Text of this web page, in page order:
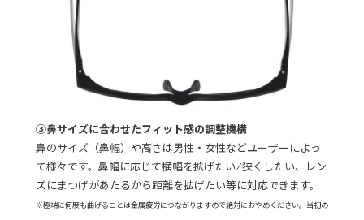
③鼻サイズに合わせたフィット感の調整機構
鼻のサイズ（鼻幅）や高さは男性・女性などユーザーによっ
て様々です。鼻幅に応じて横幅を拡げたい/狭くしたい、レン
ズにまつげがあたるから距離を拡げたい等に対応できます。
※極端に何度も曲げることは金属疲労につながりますので絶対におやめください。当初の